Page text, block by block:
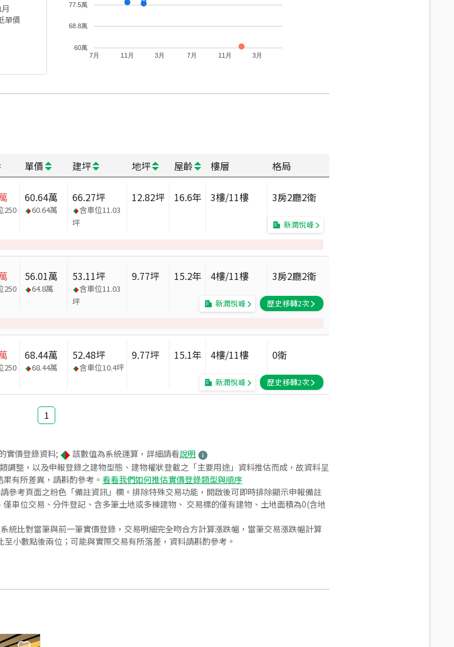
單價
7月 11月 3月 7月 11月 3月
60萬
68.8萬
77.5萬
單價 建坪 地坪 屋齡 樓層 格局
250
60.64萬
60.64萬
66.27坪
含車位11.03
坪
12.82坪 16.6年 3樓/11樓 3房2廳2衛
新潤悅峰
250
56.01萬
64.8萬
53.11坪
含車位11.03
坪
9.77坪 15.2年 4樓/11樓 3房2廳2衛
新潤悅峰 歷史移轉2次
250
68.44萬
68.44萬
52.48坪
含車位10.4坪
9.77坪 15.1年 4樓/11樓 0衛
新潤悅峰 歷史移轉2次
1
實價登錄資料; 該數值為系統運算，詳細請看說明
整，以及申報登錄之建物型態、建物權狀登載之「主要用途」資料推估而成，故資料呈
有所差異，請斟酌參考。 看看我們如何推估實價登錄類型與順序
參考頁面之粉色「備註資訊」欄。排除特殊交易功能，開啟後可即時排除顯示申報備註
車位交易、分件登記、含多筆土地或多棟建物、 交易標的僅有建物、土地面積為0(含地
統比對當筆與前一筆實價登錄，交易明細完全吻合方計算漲跌幅，當筆交易漲跌幅計算
小數點後兩位；可能與實際交易有所落差，資料請斟酌參考。